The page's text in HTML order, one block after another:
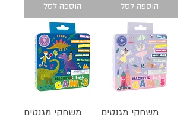
הוספה לסל הוספה לסל
משחקי מגנטים
משחקי מגנטים